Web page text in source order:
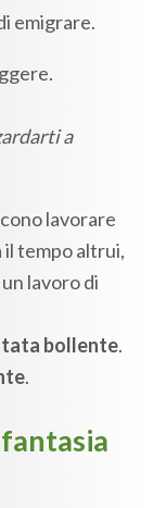
emigrare.
a
lavorare
tempo altrui,
lavoro di
bollente.
.